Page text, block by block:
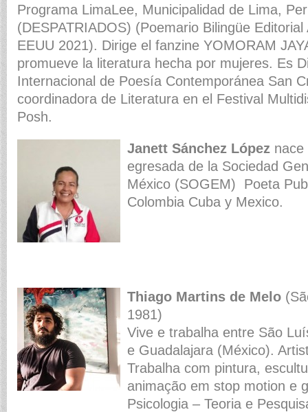
Programa LimaLee, Municipalidad de Lima,
(DESPATRIADOS) (Poemario Bilingüe
EEUU 2021). Dirige el fanzine YOMORAM
promueve la literatura hecha por mujeres. Es
Internacional de Poesía Contemporánea San
coordinadora de Literatura en el Festival
Posh.
Janett Sánchez López nace
egresada de la Sociedad
México (SOGEM) Poeta
Colombia Cuba y Mexico.
Thiago Martins de Melo
1981)
Vive e trabalha entre São
e Guadalajara (México).
Trabalha com pintura,
animação em stop motion e
Psicologia – Teoria e